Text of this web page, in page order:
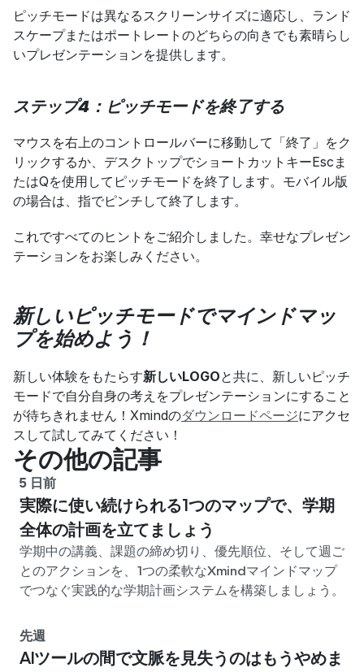
ピッチモードは異なるスクリーンサイズに適応し、ランド
スケープまたはポートレートのどちらの向きでも素晴らし
いプレゼンテーションを提供します。
ステップ4：ピッチモードを終了する
マウスを右上のコントロールバーに移動して「終了」をク
リックするか、デスクトップでショートカットキーEscま
たはQを使用してピッチモードを終了します。モバイル版
の場合は、指でピンチして終了します。
これですべてのヒントをご紹介しました。幸せなプレゼン
テーションをお楽しみください。
新しいピッチモードでマインドマッ
プを始めよう！
新しい体験をもたらす新しいLOGOと共に、新しいピッチ
モードで自分自身の考えをプレゼンテーションにすること
が待ちきれません！Xmindのダウンロードページにアクセ
スして試してみてください！
その他の記事
5 日前
実際に使い続けられる1つのマップで、学期
全体の計画を立てましょう
学期中の講義、課題の締め切り、優先順位、そして週ご
とのアクションを、1つの柔軟なXmindマインドマップ
でつなぐ実践的な学期計画システムを構築しましょう。
先週
AIツールの間で文脈を見失うのはもうやめま